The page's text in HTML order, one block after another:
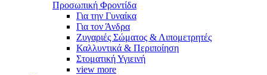
Προσωπική Φροντίδα
Για την Γυναίκα
Για τον Άνδρα
Ζυγαριές Σώματος & Λιπομετρητές
Καλλυντικά & Περιποίηση
Στοματική Υγιεινή
view more